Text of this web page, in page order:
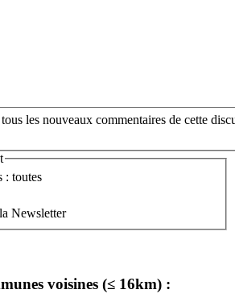
les nouveaux commentaires de cette
: toutes
Newsletter
voisines (≤ 16km) :